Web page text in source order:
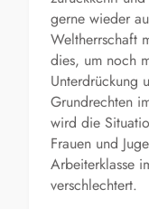
gerne wieder
Weltherrschaft
dies, um noch
Unterdrückung
Grundrechten
wird die
Frauen und
Arbeiterklasse
verschlechtert.